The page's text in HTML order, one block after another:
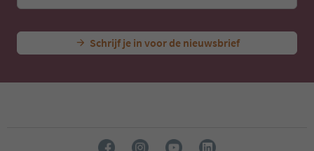
Schrijf je in voor de nieuwsbrief